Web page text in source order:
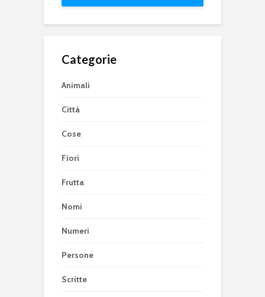
Categorie
Animali
Città
Cose
Fiori
Frutta
Nomi
Numeri
Persone
Scritte